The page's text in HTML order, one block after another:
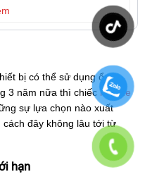
bị có thể sử dụng ổn
3 năm nữa thì chiếciPhone
sự lựa chọn nào xuất
đây không lâu tới từ
hạn